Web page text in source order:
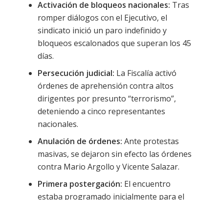
Activación de bloqueos nacionales: Tras
romper diálogos con el Ejecutivo, el
sindicato inició un paro indefinido y
bloqueos escalonados que superan los 45
días.
Persecución judicial: La Fiscalía activó
órdenes de aprehensión contra altos
dirigentes por presunto “terrorismo”,
deteniendo a cinco representantes
nacionales.
Anulación de órdenes: Ante protestas
masivas, se dejaron sin efecto las órdenes
contra Mario Argollo y Vicente Salazar.
Primera postergación: El encuentro
estaba programado inicialmente para el